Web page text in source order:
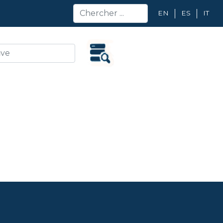
EN ES IT